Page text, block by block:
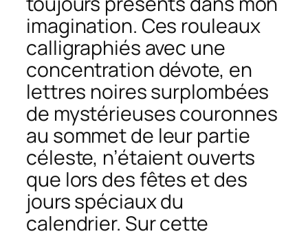
imagination. Ces rouleaux
calligraphiés avec une
concentration dévote, en
lettres noires surplombées
de mystérieuses couronnes
au sommet de leur partie
céleste, n’étaient ouverts
que lors des fêtes et des
jours spéciaux du
calendrier. Sur cette